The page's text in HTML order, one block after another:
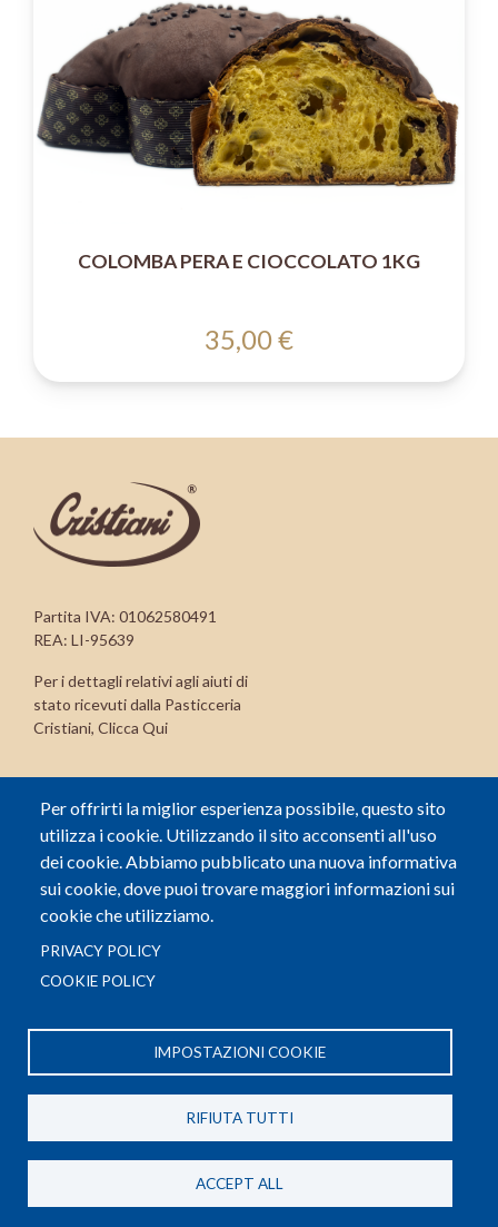
Per offrirti la miglior esperienza possibile, questo sito
utilizza i cookie. Utilizzando il sito acconsenti all'uso
dei cookie. Abbiamo pubblicato una nuova informativa
sui cookie, dove puoi trovare maggiori informazioni sui
cookie che utilizziamo.
PRIVACY POLICY
COOKIE POLICY
IMPOSTAZIONI COOKIE
RIFIUTA TUTTI
ACCEPT ALL
COLOMBA PERA E CIOCCOLATO 1KG
35,00 €
Partita IVA: 01062580491
REA: LI-95639
Per i dettagli relativi agli aiuti di
stato ricevuti dalla Pasticceria
Cristiani, Clicca Qui
Via di Salviano 6, 57124 Livorno (LI)
(+39) 0586 856598
info@pasticceriacristiani.it
INFORMAZIONI
Cookie Policy
Contatti